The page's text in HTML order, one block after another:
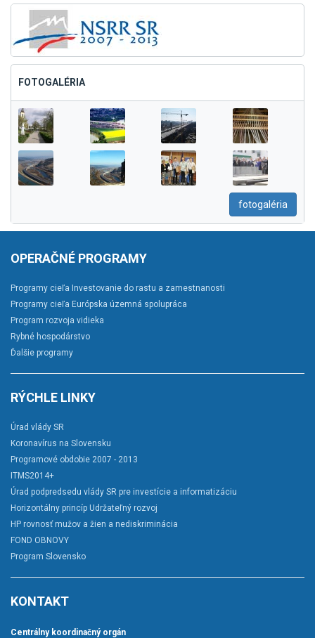
FOTOGALÉRIA
fotogaléria
OPERAČNÉ PROGRAMY
Programy cieľa Investovanie do rastu a zamestnanosti
Programy cieľa Európska územná spolupráca
Program rozvoja vidieka
Rybné hospodárstvo
Ďalšie programy
RÝCHLE LINKY
Úrad vlády SR
Koronavírus na Slovensku
Programové obdobie 2007 - 2013
ITMS2014+
Úrad podpredsedu vlády SR pre investície a informatizáciu
Horizontálny princíp Udržateľný rozvoj
HP rovnosť mužov a žien a nediskriminácia
FOND OBNOVY
Program Slovensko
KONTAKT
Centrálny koordinačný orgán